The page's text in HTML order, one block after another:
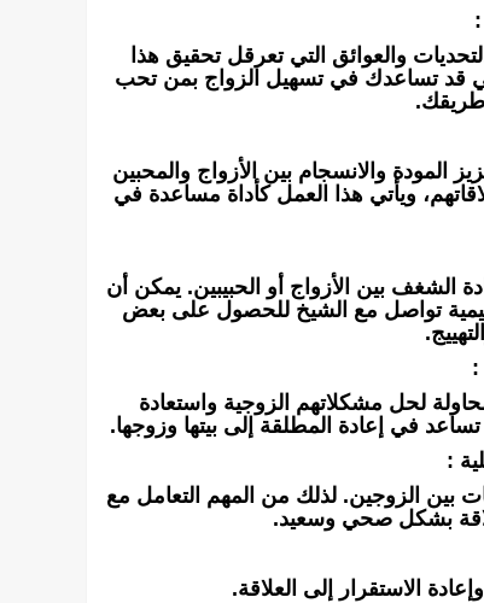
والعوائق التي تعرقل تحقيق هذا
قد تساعدك في تسهيل الزواج بمن تحب
طريقك.
المودة والانسجام بين الأزواج والمحبين
ويأتي هذا العمل كأداة مساعدة في
الشغف بين الأزواج أو الحبيبين. يمكن أن
تواصل مع الشيخ للحصول على بعض
:
لحل مشكلاتهم الزوجية واستعادة
في إعادة المطلقة إلى بيتها وزوجها.
:
بين الزوجين. لذلك من المهم التعامل مع
بشكل صحي وسعيد.
الاستقرار إلى العلاقة.